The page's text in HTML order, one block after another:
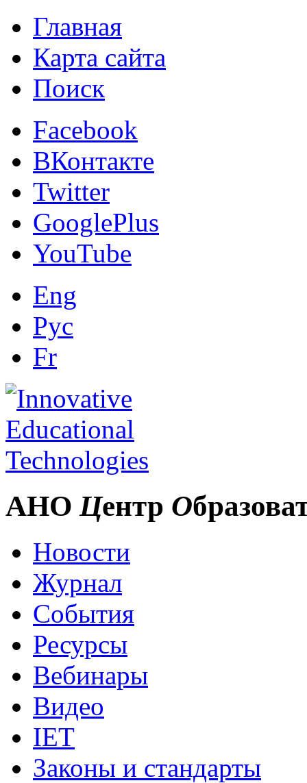
Главная
Карта сайта
Поиск
Facebook
ВКонтакте
Twitter
GooglePlus
YouTube
Eng
Рус
Fr
АНО Центр О
Новости
Журнал
События
Ресурсы
Вебинары
Видео
IET
Законы и стандарты